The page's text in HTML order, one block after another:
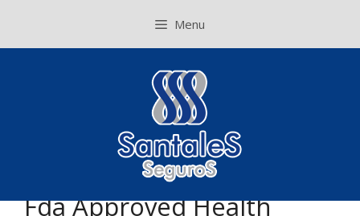
o
Menu
Fda Approved Health